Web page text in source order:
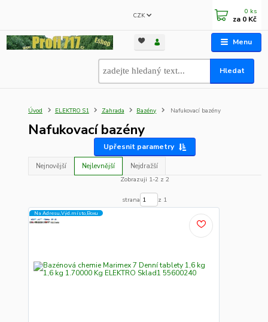
Menu
CZK
Hledat
0 ks
za 0 Kč
Úvod ELEKTRO S1 Zahrada Bazény Nafukovací bazény
Nafukovací bazény
Upřesnit parametry
Nejnovější Nejlevnější
Nejdražší
Zobrazuji 1-2 z 2
strana z 1
Na Adresu,Výd.místo,Boxu